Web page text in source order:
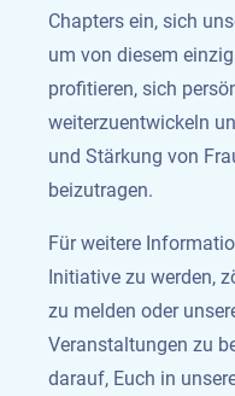
Chapters ein, sich
um von diesem
profitieren, sich
weiterzuentwickeln
und Stärkung von
beizutragen.
Für weitere
Initiative zu werden,
zu melden oder
Veranstaltungen zu
darauf, Euch in